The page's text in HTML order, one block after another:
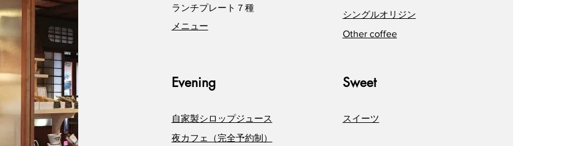
ランチプレート７種
メニュー
Evening
自家製シロップジュース
夜カフェ（完全予約制）
シングルオリジン
Other coffee
Sweet
スイーツ